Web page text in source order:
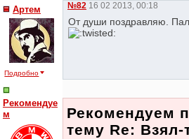
Артем
Подробно
№82 16 02 2013, 00:18
От души поздравляю.
Рекомендуе
м
Рекомендуем
тему Re: Взял-